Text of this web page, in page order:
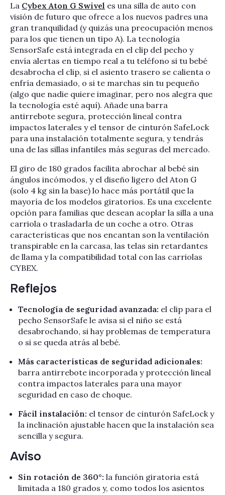
La Cybex Aton G Swivel es una silla de auto con
visión de futuro que ofrece a los nuevos padres una
gran tranquilidad (y quizás una preocupación menos
para los que tienen un tipo A). La tecnología
SensorSafe está integrada en el clip del pecho y
envía alertas en tiempo real a tu teléfono si tu bebé
desabrocha el clip, si el asiento trasero se calienta o
enfría demasiado, o si te marchas sin tu pequeño
(algo que nadie quiere imaginar, pero nos alegra que
la tecnología esté aquí). Añade una barra
antirrebote segura, protección lineal contra
impactos laterales y el tensor de cinturón SafeLock
para una instalación totalmente segura, y tendrás
una de las sillas infantiles más seguras del mercado.
El giro de 180 grados facilita abrochar al bebé sin
ángulos incómodos, y el diseño ligero del Aton G
(solo 4 kg sin la base) lo hace más portátil que la
mayoría de los modelos giratorios. Es una excelente
opción para familias que desean acoplar la silla a una
carriola o trasladarla de un coche a otro. Otras
características que nos encantan son la ventilación
transpirable en la carcasa, las telas sin retardantes
de llama y la compatibilidad total con las carriolas
CYBEX.
Reflejos
Tecnología de seguridad avanzada: el clip para el
pecho SensorSafe le avisa si el niño se está
desabrochando, si hay problemas de temperatura
o si se queda atrás al bebé.
Más características de seguridad adicionales:
barra antirrebote incorporada y protección lineal
contra impactos laterales para una mayor
seguridad en caso de choque.
Fácil instalación: el tensor de cinturón SafeLock y
la inclinación ajustable hacen que la instalación sea
sencilla y segura.
Aviso
Sin rotación de 360°: la función giratoria está
limitada a 180 grados y, como todos los asientos